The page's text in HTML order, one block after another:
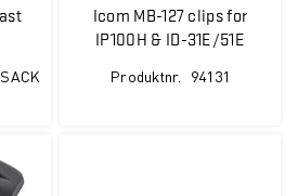
Icom MB-127 clips for
IP100H & ID-31E/51E
Produktnr. 94131